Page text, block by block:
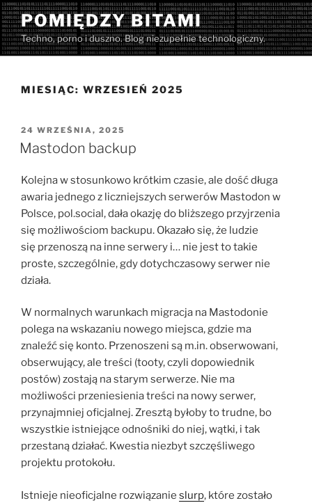
Przejdź
do
treści
POMIĘDZY BITAMI
Techno, porno i duszno. Blog niezupełnie technologiczny.
MIESIĄC: WRZESIEŃ 2025
OPUBLIKOWANE
W
24 WRZEŚNIA, 2025
Mastodon backup
Kolejna w stosunkowo krótkim czasie, ale dość długa
awaria jednego z liczniejszych serwerów Mastodon w
Polsce, pol.social, dała okazję do bliższego przyjrzenia
się możliwościom backupu. Okazało się, że ludzie
się przenoszą na inne serwery i… nie jest to takie
proste, szczególnie, gdy dotychczasowy serwer nie
działa.
W normalnych warunkach migracja na Mastodonie
polega na wskazaniu nowego miejsca, gdzie ma
znaleźć się konto. Przenoszeni są m.in. obserwowani,
obserwujący, ale treści (tooty, czyli dopowiednik
postów) zostają na starym serwerze. Nie ma
możliwości przeniesienia treści na nowy serwer,
przynajmniej oficjalnej. Zresztą byłoby to trudne, bo
wszystkie istniejące odnośniki do niej, wątki, i tak
przestaną działać. Kwestia niezbyt szczęśliwego
projektu protokołu.
Istnieje nieoficjalne rozwiązanie slurp, które zostało